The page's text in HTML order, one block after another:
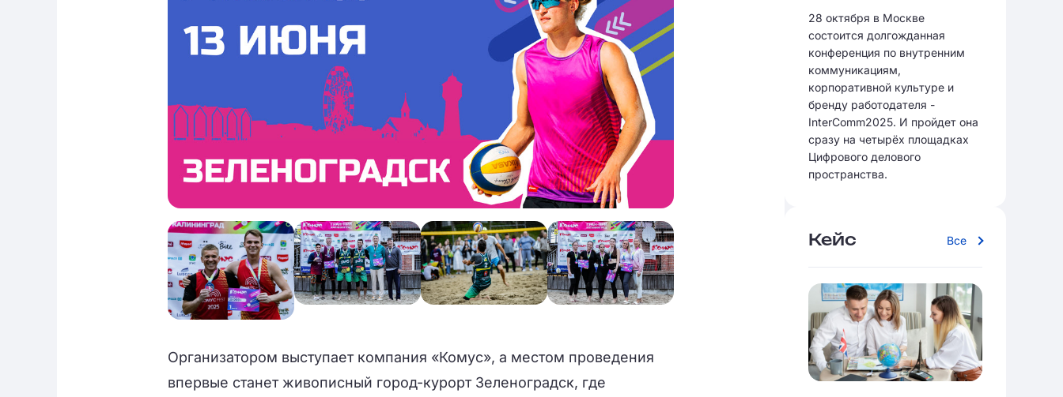
Организатором выступает компания «Комус», а местом проведения
впервые станет живописный город-курорт Зеленоградск, где
28 октября в Москве
состоится долгожданная
конференция по внутренним
коммуникациям,
корпоративной культуре и
бренду работодателя -
InterComm2025. И пройдет она
сразу на четырёх площадках
Цифрового делового
пространства.
Кейс Все